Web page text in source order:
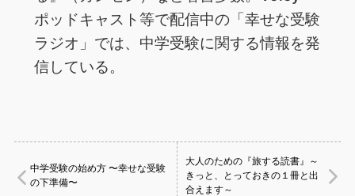
ポッドキャスト等で配信中の「幸せな受験
ラジオ」では、中学受験に関する情報を発
信している。
中学受験の始め方 〜幸せな受験
の下準備〜
大人のための『旅する読書』～
きっと、とっておきの１冊と出
合えます～